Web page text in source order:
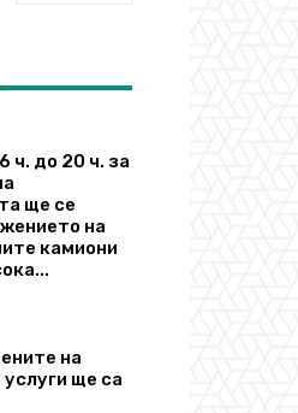
ч. до 20 ч. за
ще се
на
камиони
на
ще са